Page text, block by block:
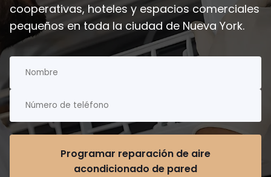
cooperativas, hoteles y espacios comerciales
pequeños en toda la ciudad de Nueva York.
Programar reparación de aire
acondicionado de pared